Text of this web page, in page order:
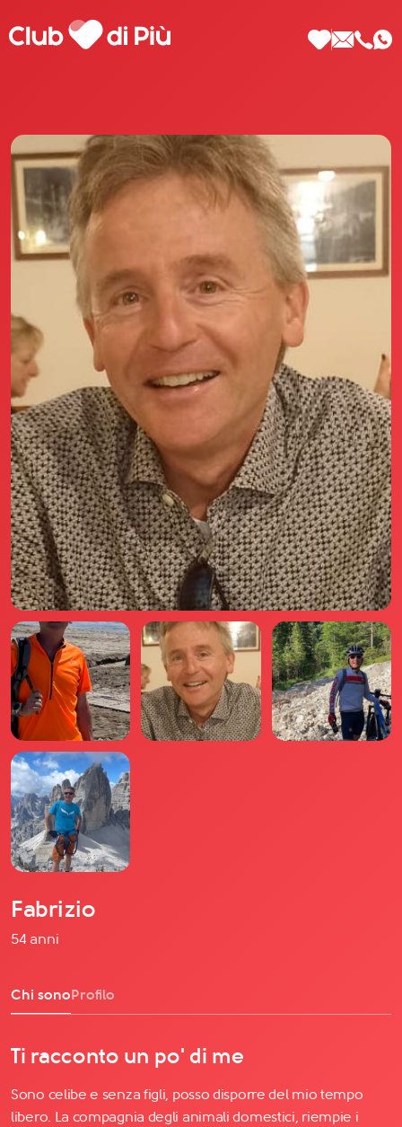
Scopri Club di Più
Le testimonianze Club di Più
La fondatrice Valeria Pilla
Annunci Donne
Agenzia matrimoniale Club di Più
Love Notebook
Il libro Donna di Cuori
Quanto costa Club di Più
Love Academy
Domande Frequenti
Impegno Sociale
Le nostre sedi
Facebook
YouTube
Instagram
TikTok
Fabrizio
54 anni
Chi sonoProfilo
Ti racconto un po' di me
Sono celibe e senza figli, posso disporre del mio tempo
libero. La compagnia degli animali domestici, riempie i